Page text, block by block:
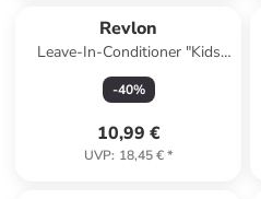
Revlon
Leave-In-Conditioner "Kids
Princess", 200 ml
-40%
10,99 €
UVP: 18,45 €*